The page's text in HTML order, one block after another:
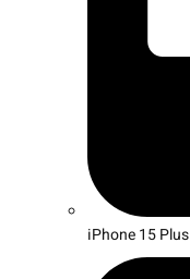
iPhone 15 Plus